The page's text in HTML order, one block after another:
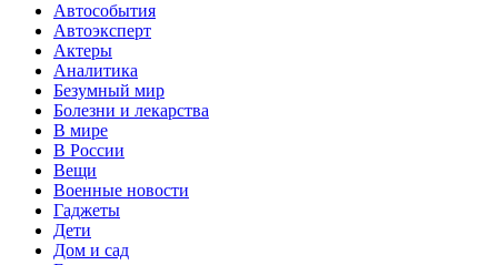
Автособытия
Автоэксперт
Актеры
Аналитика
Безумный мир
Болезни и лекарства
В мире
В России
Вещи
Военные новости
Гаджеты
Дети
Дом и сад